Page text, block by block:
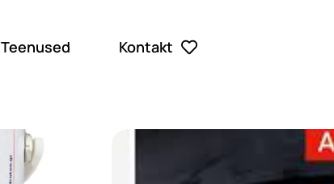
Teenused Kontakt